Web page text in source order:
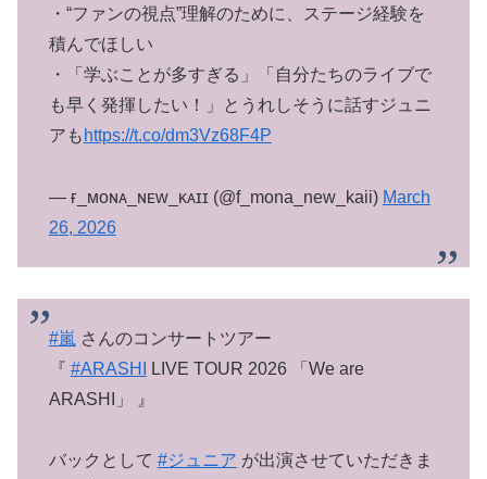
・“ファンの視点”理解のために、ステージ経験を
積んでほしい
・「学ぶことが多すぎる」「自分たちのライブで
も早く発揮したい！」とうれしそうに話すジュニ
アも https://t.co/dm3Vz68F4P
— ғ_ᴍᴏɴᴀ_ɴᴇᴡ_ᴋᴀɪɪ (@f_mona_new_kaii) March
26, 2026
#嵐 さんのコンサートツアー
『 #ARASHI
LIVE TOUR 2026 「We are
ARASHI」 』
バックとして #ジュニア が出演させていただきま